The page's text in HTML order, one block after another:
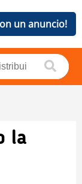
un anuncio!
la